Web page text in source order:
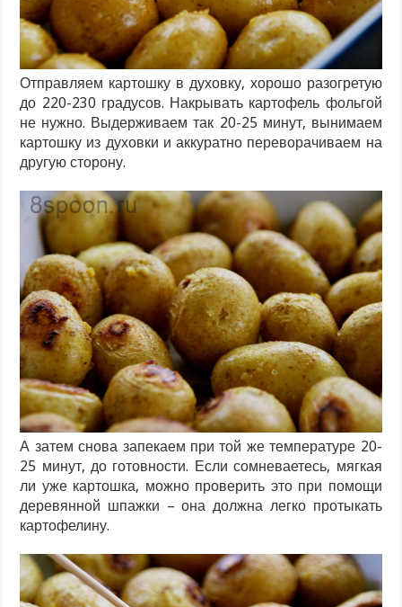
Отправляем картошку в духовку, хорошо разогретую
до 220-230 градусов. Накрывать картофель фольгой
не нужно. Выдерживаем так 20-25 минут, вынимаем
картошку из духовки и аккуратно переворачиваем на
другую сторону.
А затем снова запекаем при той же температуре 20-
25 минут, до готовности. Если сомневаетесь, мягкая
ли уже картошка, можно проверить это при помощи
деревянной шпажки – она должна легко протыкать
картофелину.